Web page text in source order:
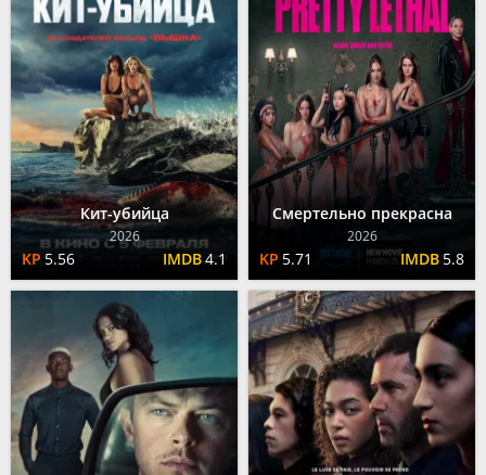
Кит-убийца
2026
5.56 4.1
Смертельно прекрасна
2026
5.71 5.8